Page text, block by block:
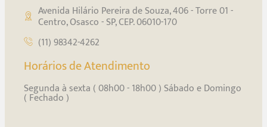
Avenida Hilário Pereira de Souza, 406 - Torre 01 -
Centro, Osasco - SP, CEP. 06010-170
(11) 98342-4262
Horários de Atendimento
Segunda à sexta ( 08h00 - 18h00 ) Sábado e Domingo
( Fechado )